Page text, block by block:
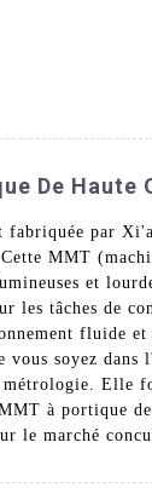
De Haute
par
MMT
et
les tâches de
fluide
soyez
Elle
à portique
le marché